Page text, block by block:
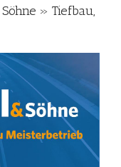
» Tiefbau,